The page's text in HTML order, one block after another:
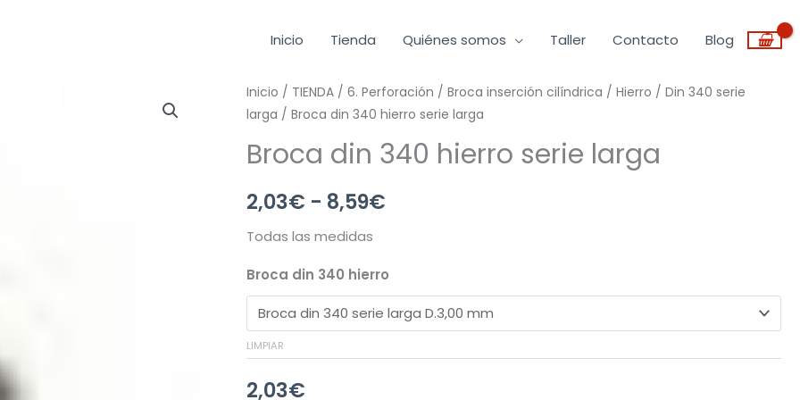
Inicio Tienda Quiénes somos Taller Contacto Blog
Inicio / TIENDA /6. Perforación /Broca inserción cilíndrica /Hierro /Din 340 serie
larga / Broca din 340 hierro serie larga
Broca din 340 hierro serie larga
2,03€ - 8,59€
Rango
precios:
hasta
8,59€
Todas las medidas
Broca din 340 hierro
LIMPIAR
2,03€
Broca
din
340
hierro
larga
cantidad